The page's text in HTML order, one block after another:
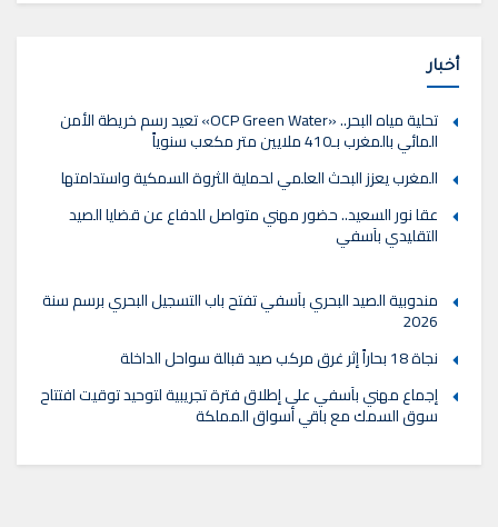
أخبار
تحلية مياه البحر.. «OCP Green Water» تعيد رسم خريطة الأمن
المائي بالمغرب بـ410 ملايين متر مكعب سنوياً
المغرب يعزز البحث العلمي لحماية الثروة السمكية واستدامتها
عقا نور السعيد.. حضور مهني متواصل للدفاع عن قضايا الصيد
التقليدي بآسفي
مندوبية الصيد البحري بآسفي تفتح باب التسجيل البحري برسم سنة
2026
نجاة 18 بحاراً إثر غرق مركب صيد قبالة سواحل الداخلة
إجماع مهني بآسفي على إطلاق فترة تجريبية لتوحيد توقيت افتتاح
سوق السمك مع باقي أسواق المملكة